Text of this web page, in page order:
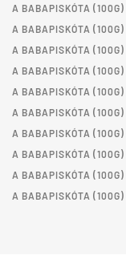
A BABAPISKÓTA (100G)
A BABAPISKÓTA (100G)
A BABAPISKÓTA (100G)
A BABAPISKÓTA (100G)
A BABAPISKÓTA (100G)
A BABAPISKÓTA (100G)
A BABAPISKÓTA (100G)
A BABAPISKÓTA (100G)
A BABAPISKÓTA (100G)
A BABAPISKÓTA (100G)